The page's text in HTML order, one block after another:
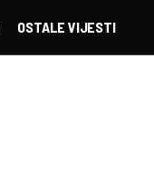
OSTALE VIJESTI